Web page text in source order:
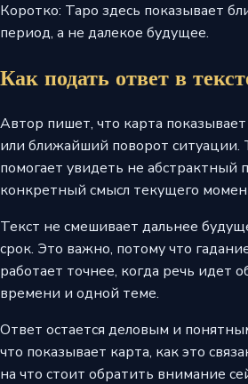
Коротко: Таро здесь показывает
период, а не далекое будущее.
Как подать ответ в
Автор пишет, что карта
или ближайший поворот ситуации.
помогает увидеть не абстрактный
конкретный смысл текущего
Текст не смешивает дальнее
срок. Это важно, потому что
работает точнее, когда речь идет
времени и одной теме.
Ответ остается деловым и
что показывает карта, как это
на что стоит обратить внимание